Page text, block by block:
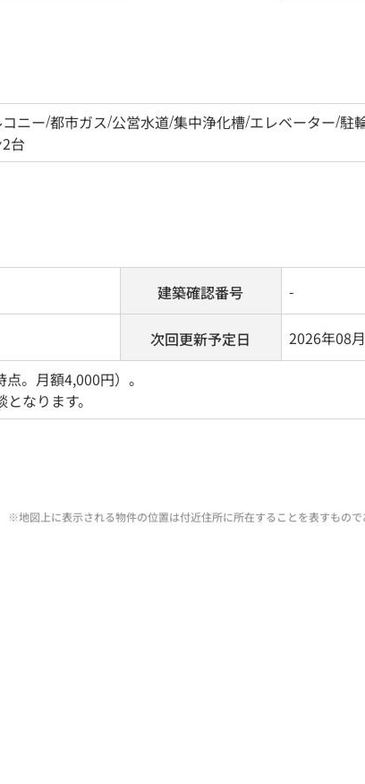
ニー/都市ガス/公営水道/集中浄化槽/エレベーター/駐
台
建築確認番号 -
次回更新予定日 2026年08
。月額4,000円）。
なります。
※地図上に表示される物件の位置は付近住所に所在することを表すもの